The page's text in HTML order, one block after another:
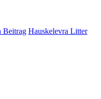
Hauskelevra Litter